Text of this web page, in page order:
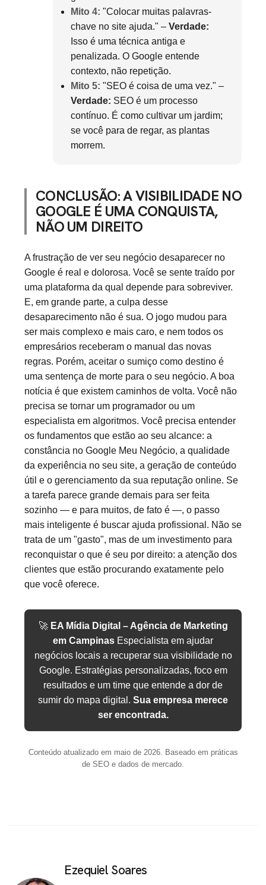
Mito 4: "Colocar muitas palavras-
chave no site ajuda." – Verdade:
Isso é uma técnica antiga e
penalizada. O Google entende
contexto, não repetição.
Mito 5: "SEO é coisa de uma vez." –
Verdade: SEO é um processo
contínuo. É como cultivar um jardim;
se você para de regar, as plantas
morrem.
CONCLUSÃO: A VISIBILIDADE NO
GOOGLE É UMA CONQUISTA,
NÃO UM DIREITO
A frustração de ver seu negócio desaparecer no
Google é real e dolorosa. Você se sente traído por
uma plataforma da qual depende para sobreviver.
E, em grande parte, a culpa desse
desaparecimento não é sua. O jogo mudou para
ser mais complexo e mais caro, e nem todos os
empresários receberam o manual das novas
regras. Porém, aceitar o sumiço como destino é
uma sentença de morte para o seu negócio. A boa
notícia é que existem caminhos de volta. Você não
precisa se tornar um programador ou um
especialista em algoritmos. Você precisa entender
os fundamentos que estão ao seu alcance: a
constância no Google Meu Negócio, a qualidade
da experiência no seu site, a geração de conteúdo
útil e o gerenciamento da sua reputação online. Se
a tarefa parece grande demais para ser feita
sozinho — e para muitos, de fato é —, o passo
mais inteligente é buscar ajuda profissional. Não se
trata de um "gasto", mas de um investimento para
reconquistar o que é seu por direito: a atenção dos
clientes que estão procurando exatamente pelo
que você oferece.
🚀 EA Mídia Digital – Agência de Marketing
em Campinas Especialista em ajudar
negócios locais a recuperar sua visibilidade no
Google. Estratégias personalizadas, foco em
resultados e um time que entende a dor de
sumir do mapa digital. Sua empresa merece
ser encontrada.
Conteúdo atualizado em maio de 2026. Baseado em práticas
de SEO e dados de mercado.
Ezequiel Soares